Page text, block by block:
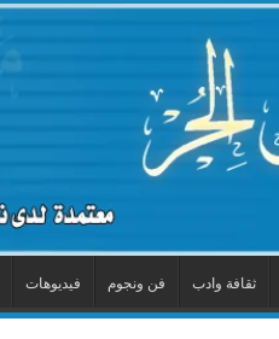
ثقافة وادب فن ونجوم فيديوهات